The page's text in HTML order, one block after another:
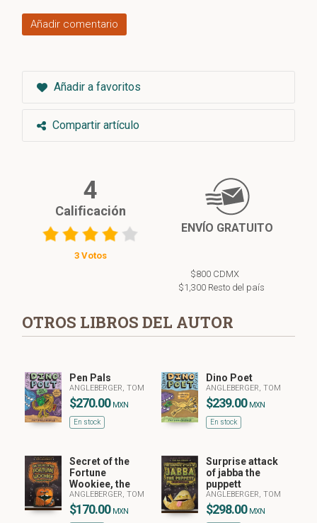
Añadir comentario
Añadir a favoritos
Compartir artículo
4
Calificación
3 Votos
ENVÍO GRATUITO
$800 CDMX
$1,300 Resto del país
OTROS LIBROS DEL AUTOR
Pen Pals
ANGLEBERGER, TOM
$270.00 MXN
En stock
Dino Poet
ANGLEBERGER, TOM
$239.00 MXN
En stock
Secret of the
Fortune
Wookiee, the
ANGLEBERGER, TOM
$170.00 MXN
Surprise attack
of jabba the
puppett
ANGLEBERGER, TOM
$298.00 MXN